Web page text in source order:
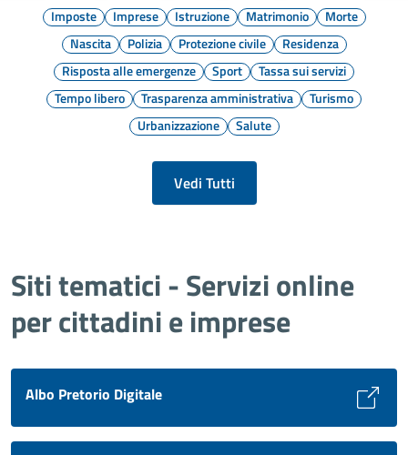
Imposte
Imprese Istruzione Matrimonio
Morte
Nascita
Polizia Protezione civile
Residenza
Risposta alle emergenze
Sport
Tassa sui servizi
Tempo libero
Trasparenza amministrativa
Turismo
Urbanizzazione
Salute
Vedi Tutti
Siti tematici - Servizi online
per cittadini e imprese
Albo Pretorio Digitale